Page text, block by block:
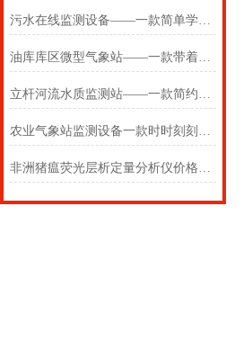
污水在线监测设备——一款简单学习的污水在线监测仪器2024(万象推送)
油库库区微型气象站——一款带着ct6证书一体化防爆气象站
立杆河流水质监测站——一款简约的自动水质监测站2025(万象推送)
农业气象站监测设备一款时时刻刻关注着的农业综合气象监测站
非洲猪瘟荧光层析定量分析仪价格很惊艳#台风新闻速递